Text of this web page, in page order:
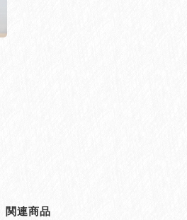
関連商品